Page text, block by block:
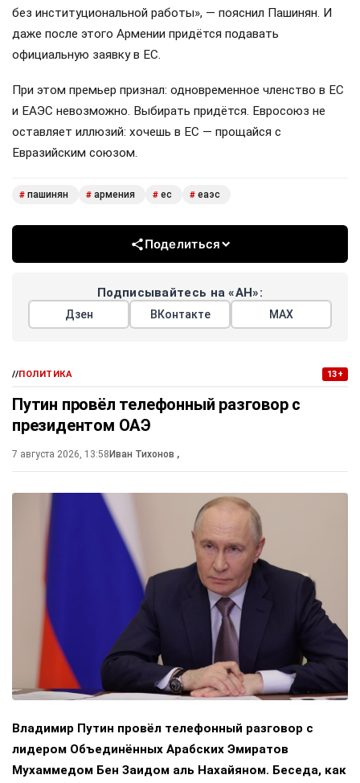
без институциональной работы», — пояснил Пашинян. И
даже после этого Армении придётся подавать
официальную заявку в ЕС.
При этом премьер признал: одновременное членство в ЕС
и ЕАЭС невозможно. Выбирать придётся. Евросоюз не
оставляет иллюзий: хочешь в ЕС — прощайся с
Евразийским союзом.
# пашинян # армения # ес # еаэс
Поделиться
Подписывайтесь на «АН»:
Дзен ВКонтакте МАХ
//ПОЛИТИКА 13+
Путин провёл телефонный разговор с
президентом ОАЭ
7 августа 2026, 13:58 Иван Тихонов ,
Владимир Путин провёл телефонный разговор с
лидером Объединённых Арабских Эмиратов
Мухаммедом Бен Заидом аль Нахайяном. Беседа, как